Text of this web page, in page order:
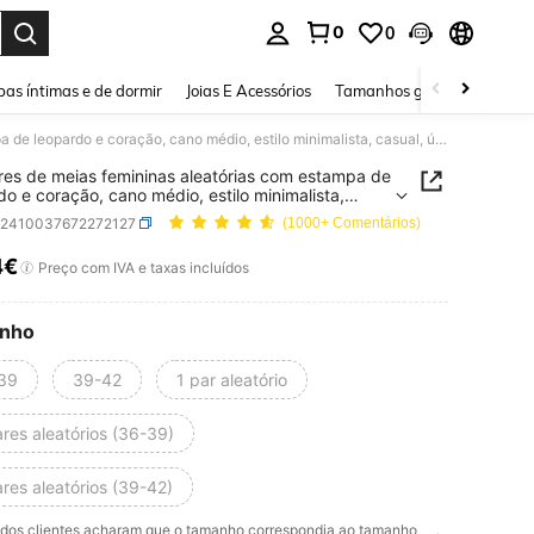
0 0
íntimas e de dormir Joias E Acessórios Tamanhos grandes
1/9 pares de meias femininas aleatórias com estampa de leopardo e coração, cano médio, estilo minimalista, casual, único, vintage, perfeito para o dia a dia.
de meias femininas aleatórias com estampa de
e coração, cano médio, estilo minimalista,
único, vintage, perfeito para o dia a dia.(1000+ Comentários)
AND AVAILABILITY
Preço com IVA e taxas incluídos
39-42 1 par aleatório
aleatórios (36-39)
aleatórios (39-42)
dos clientes acharam que o tamanho correspondia ao tamanho